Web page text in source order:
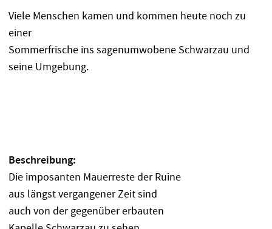
Viele Menschen kamen und kommen heute noch zu
einer
Sommerfrische ins sagenumwobene Schwarzau und
seine Umgebung.
Beschreibung:
Die imposanten Mauerreste der Ruine
aus längst vergangener Zeit sind
auch von der gegenüber erbauten